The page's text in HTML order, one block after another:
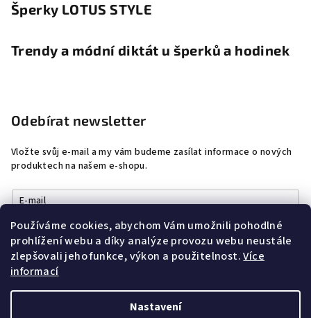
Používáme cookies, abychom Vám umožnili pohodlné
prohlížení webu a díky analýze provozu webu neustále
zlepšovali jeho funkce, výkon a použitelnost.Více
informací
Nastavení
Šperky LOTUS STYLE
Trendy a módní diktát u šperků a hodinek
Odebírat newsletter
Vložte svůj e-mail a my vám budeme zasílat informace o nových
produktech na našem e-shopu.
E-mail
Vložením e-mailu souhlasíte spodmínkami ochrany osobních
údajů
Přihlásit se